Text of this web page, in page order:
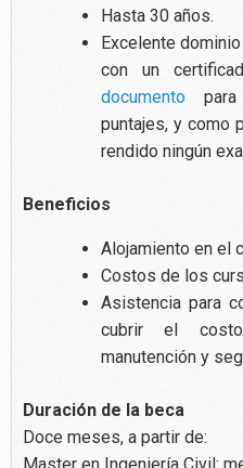
Hasta 30 años.
Excelente
con un
documento para
puntajes, y como
rendido ningún
Beneficios
Alojamiento en el
Costos de los
Asistencia para
cubrir el
manutención y
Duración de la beca
Doce meses, a partir de: